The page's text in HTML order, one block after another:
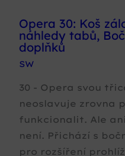
Opera 30: Koš
náhledy tabů,
doplňků
SW
30 - Opera svou
neoslavuje zrovna
funkcionalit. Ale
není. Přichází s
pro rozšíření